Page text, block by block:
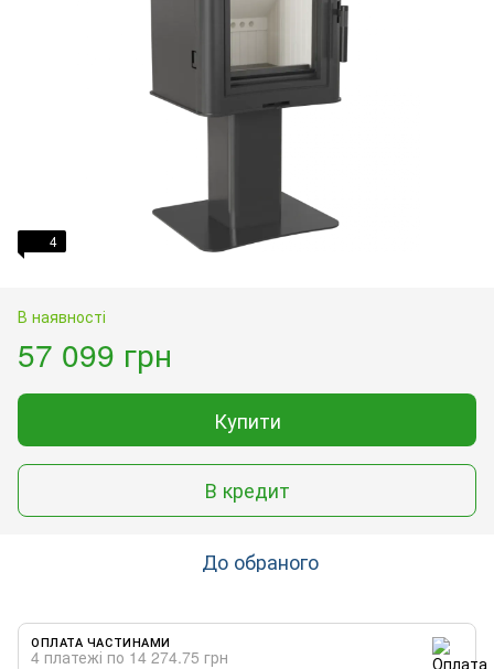
4
В наявності
57 099 грн
Купити
В кредит
До обраного
ОПЛАТА ЧАСТИНАМИ
4 платежі по 14 274.75 грн